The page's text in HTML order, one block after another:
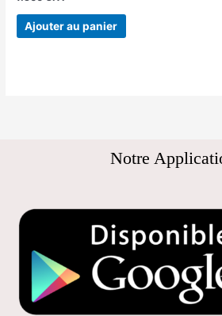
Ajouter au panier
Notre